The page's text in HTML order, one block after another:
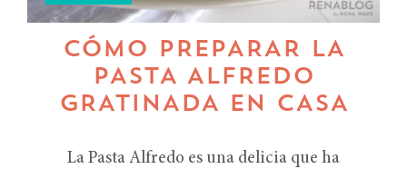
CÓMO PREPARAR LA
PASTA ALFREDO
GRATINADA EN CASA
La Pasta Alfredo es una delicia que ha